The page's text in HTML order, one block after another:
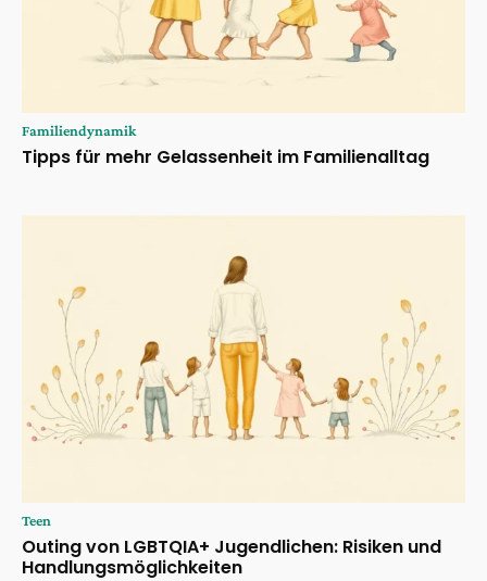
Familiendynamik
Tipps für mehr Gelassenheit im Familienalltag
Teen
Outing von LGBTQIA+ Jugendlichen: Risiken und
Handlungsmöglichkeiten